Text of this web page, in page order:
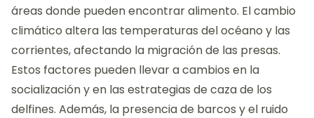
áreas donde pueden encontrar alimento. El cambio
climático altera las temperaturas del océano y las
corrientes, afectando la migración de las presas.
Estos factores pueden llevar a cambios en la
socialización y en las estrategias de caza de los
delfines. Además, la presencia de barcos y el ruido